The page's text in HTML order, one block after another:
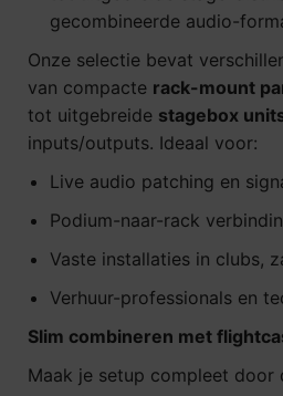
gecombineerde audio-
Onze selectie bevat
van compacte rack-mount
tot uitgebreide stagebox
inputs/outputs. Ideaal voor:
Live audio patching en
Podium-naar-rack
Vaste installaties in clubs,
Verhuur-professionals en
Slim combineren met
Maak je setup compleet door